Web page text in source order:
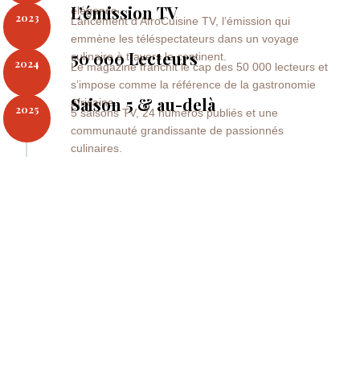
élégance
2023 L’émission TV
Lancement d’AfroCuisine TV, l’émission qui
emmène les téléspectateurs dans un voyage
culinaire à travers le continent.
2024 50 000 Lecteurs
Le magazine franchit le cap des 50 000 lecteurs et
s’impose comme la référence de la gastronomie
africaine.
2025 Saison 5 & au-delà
5 saisons TV, 24 numéros publiés et une
communauté grandissante de passionnés
culinaires.